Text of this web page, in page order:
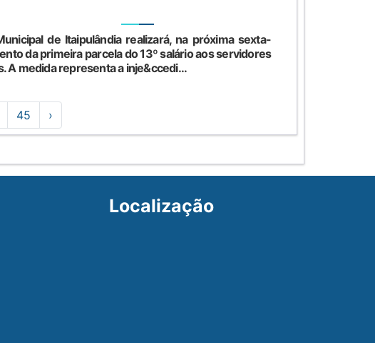
de Itaipulândia realizará, na próxima sexta-
da primeira parcela do 13º salário aos servidores
A medida representa a inje&ccedi...
45 ›
Localização